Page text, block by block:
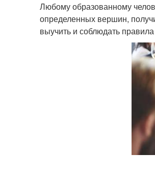
Любому образованному
определенных вершин,
выучить и соблюдать